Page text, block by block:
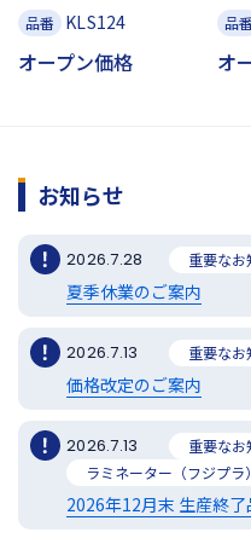
品番 KLS124
オープン価格
品番
オ
お知らせ
2026.7.28 重要なお
夏季休業のご案内
2026.7.13 重要なお
価格改定のご案内
2026.7.13 重要なお
ラミネーター（フジプラ）
2026年12月末 生産終